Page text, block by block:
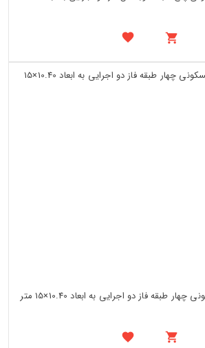
دانلود پلان (نقشه) مسکونی چهار طبقه فاز دو اجرایی به ابعاد 10.40×15 متر